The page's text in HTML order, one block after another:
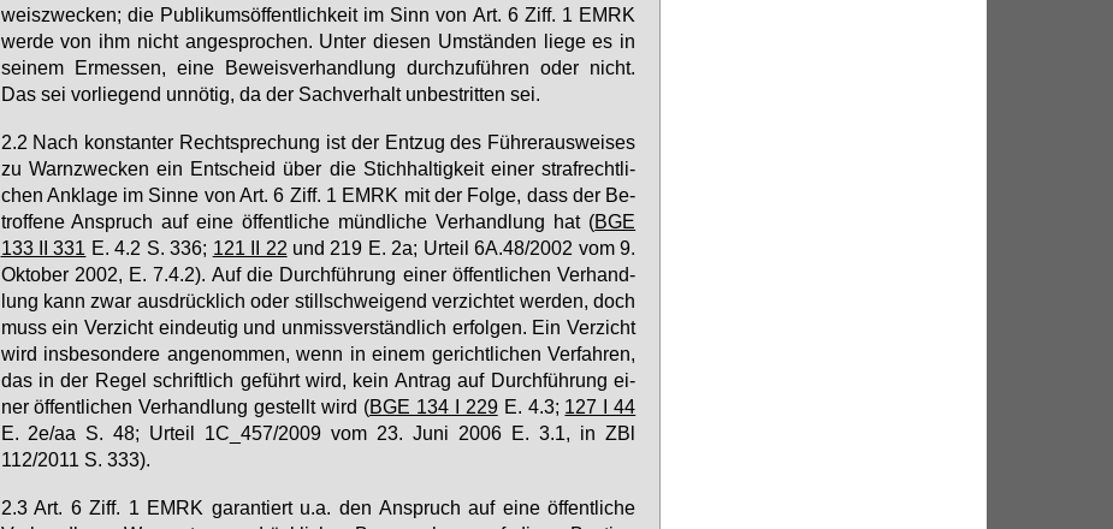
weis­zwe­cken; die Pu­bli­kums­öf­fent­lich­keit im Sinn von Art. 6 Ziff. 1 EM­RK
wer­de von ihm nicht an­ge­spro­chen. Un­ter die­sen Um­stän­den lie­ge es in
sei­nem Er­mes­sen, ei­ne Be­weis­ver­hand­lung durch­zu­füh­ren oder nicht.
Das sei vor­lie­gend un­nö­tig, da der Sach­ver­halt un­be­strit­ten sei.
2.2 Nach kon­stan­ter Recht­spre­chung ist der Ent­zug des Füh­rer­aus­wei­ses
zu Warn­zwe­cken ein Ent­scheid über die Stich­hal­tig­keit ei­ner straf­recht­li­
chen An­kla­ge im Sin­ne von Art. 6 Ziff. 1 EM­RK mit der Fol­ge, dass der Be­
trof­fe­ne An­spruch auf ei­ne öf­fent­li­che münd­li­che Ver­hand­lung hat (BGE
133 II 331 E. 4.2 S. 336; 121 II 22 und 219 E. 2a; Ur­teil 6A.48/2002 vom 9.
Ok­to­ber 2002, E. 7.4.2). Auf die Durch­füh­rung ei­ner öf­fent­li­chen Ver­hand­
lung kann zwar aus­drück­lich oder still­schwei­gend ver­zich­tet wer­den, doch
muss ein Ver­zicht ein­deu­tig und un­miss­ver­ständ­lich er­fol­gen. Ein Ver­zicht
wird ins­be­son­de­re an­ge­nom­men, wenn in ei­nem ge­richt­li­chen Ver­fah­ren,
das in der Re­gel schrift­lich ge­führt wird, kein An­trag auf Durch­füh­rung ei­
ner öf­fent­li­chen Ver­hand­lung ge­stellt wird (BGE 134 I 229E. 4.3; 127 I 44
E. 2e/aa S. 48; Ur­teil 1C_457/2009 vom 23. Ju­ni 2006 E. 3.1, in ZBl
112/2011 S. 333).
2.3 Art. 6 Ziff. 1 EM­RK ga­ran­tiert u.a. den An­spruch auf ei­ne öf­fent­li­che